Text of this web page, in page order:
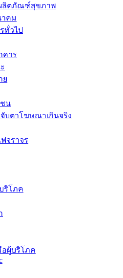
ลิตภัณฑ์สุขภาพ
คม
ทั่วไป
คาร
ย
น
บตาโฆษณาเกินจริง
จราจร
ริโภค
ผู้บริโภค